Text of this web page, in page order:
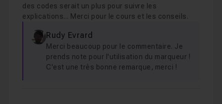
des codes serait un plus pour suivre les
explications... Merci pour le cours et les conseils.
Rudy Evrard
Merci beaucoup pour le commentaire. Je
prends note pour l'utilisation du marqueur !
C'est une très bonne remarque, merci !